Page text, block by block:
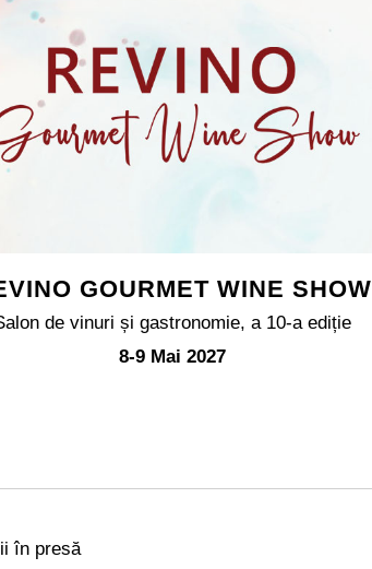
GOURMET WINE SHOW
de vinuri și gastronomie, a 10-a ediție
8-9 Mai 2027
în presă